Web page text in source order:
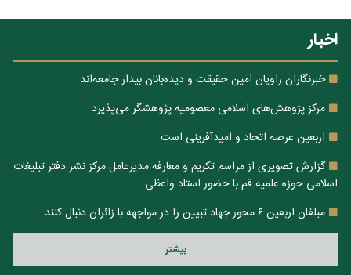
اخبار
خبرنگاران راویان امین حقیقت و دیده‌بانان بیدار جامعه‌اند
مرکز پژوهش‌های اسلامی معصومیه پژوهشگر می‌پذیرد
اربعین عرصه اتحاد و امیدآفرینی است
گزارش تصویری از مراسم تکریم و معارفه مدیرعامل مرکز نشر دفتر تبلیغات
اسلامی حوزه علمیه قم با حضور استاد واعظی
مبلغان اربعین ۶ محور جهاد تبیین را در مواجهه با زائران دنبال کنند
بيشتر